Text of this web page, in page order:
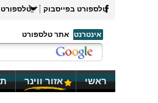
טלספורט בפייסבוק טלספורט
אינטרנט
אתר טלספורט
ראשי אזור ווינר